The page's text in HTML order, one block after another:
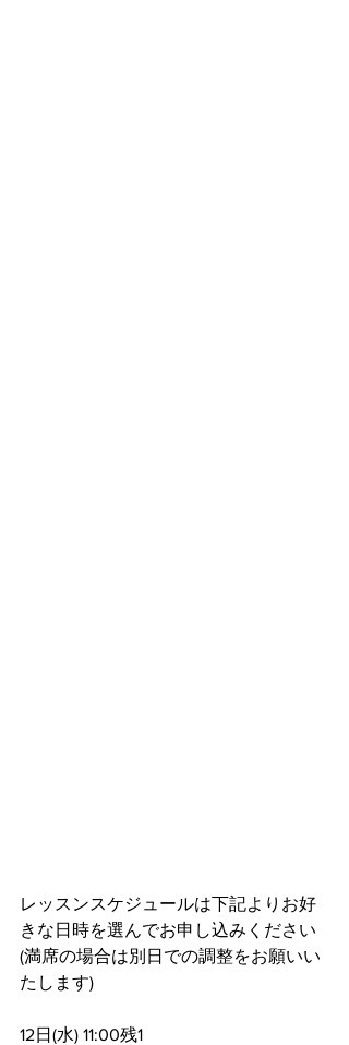
レッスンスケジュールは下記よりお好
きな日時を選んでお申し込みください
(満席の場合は別日での調整をお願いい
たします)
12日(水) 11:00残1